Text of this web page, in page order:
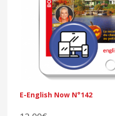
E-English Now N°142